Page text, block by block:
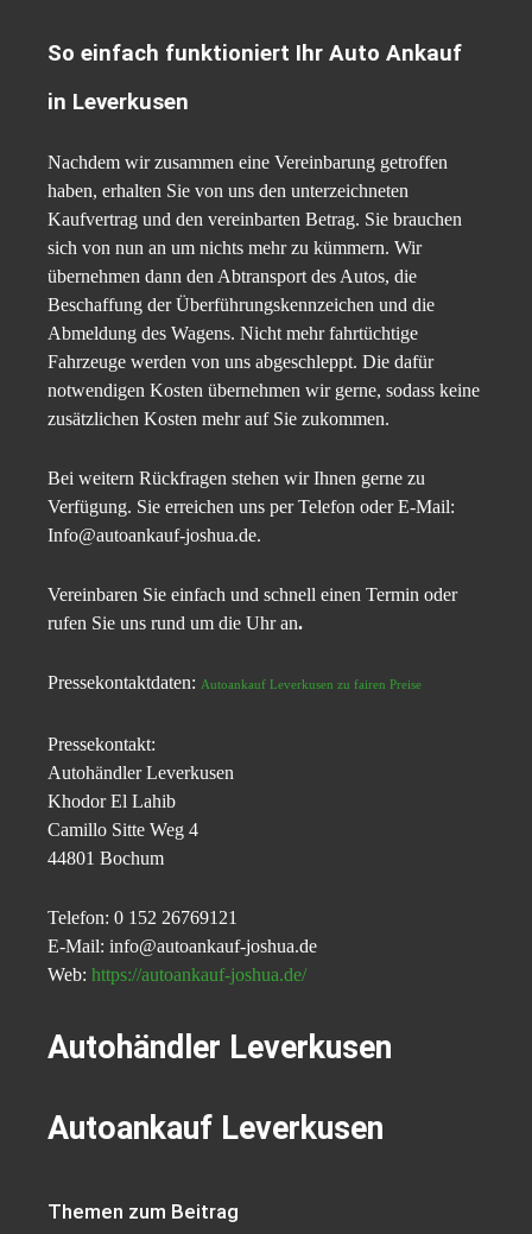
So einfach funktioniert Ihr Auto Ankauf
in Leverkusen
Nachdem wir zusammen eine Vereinbarung getroffen
haben, erhalten Sie von uns den unterzeichneten
Kaufvertrag und den vereinbarten Betrag. Sie brauchen
sich von nun an um nichts mehr zu kümmern. Wir
übernehmen dann den Abtransport des Autos, die
Beschaffung der Überführungskennzeichen und die
Abmeldung des Wagens. Nicht mehr fahrtüchtige
Fahrzeuge werden von uns abgeschleppt. Die dafür
notwendigen Kosten übernehmen wir gerne, sodass keine
zusätzlichen Kosten mehr auf Sie zukommen.
Bei weitern Rückfragen stehen wir Ihnen gerne zu
Verfügung. Sie erreichen uns per Telefon oder E-Mail:
Info@autoankauf-joshua.de.
Vereinbaren Sie einfach und schnell einen Termin oder
rufen Sie uns rund um die Uhr an.
Pressekontaktdaten: Autoankauf Leverkusen zu fairen Preise
Pressekontakt:
Autohändler Leverkusen
Khodor El Lahib
Camillo Sitte Weg 4
44801 Bochum
Telefon: 0 152 26769121
E-Mail: info@autoankauf-joshua.de
Web: https://autoankauf-joshua.de/
Autohändler Leverkusen
Autoankauf Leverkusen
Themen zum Beitrag